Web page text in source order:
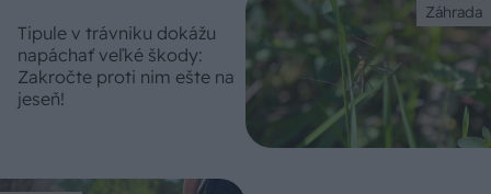
Záhrada
Tipule v trávniku dokážu
napáchať veľké škody:
Zakročte proti nim ešte na
jeseň!